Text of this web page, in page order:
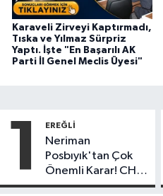
Karaveli Zirveyi Kaptırmadı,
Tıska ve Yılmaz Sürpriz
Yaptı. İşte "En Başarılı AK
Parti İl Genel Meclis Üyesi"
1 EREĞLI
Neriman
Posbıyık'tan Çok
Önemli Karar! CHP
mi Yeni Parti mi?